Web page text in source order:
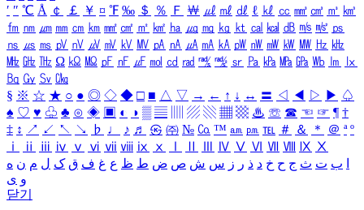
′ ″ ℃ Å ￠ ￡ ￥ ¤ ℉ ‰ ＄ ％ Ｆ ￦ ㎕ ㎖ ㎗ ℓ ㎘ ㏄ ㎣ ㎤ ㎥ ㎦
㎙ ㎚ ㎛ ㎜ ㎝ ㎞ ㎟ ㎠ ㎡ ㎢ ㏊ ㎍ ㎎ ㎏ ㏏ ㎈ ㎉ ㏈ ㎧ ㎨ ㎰
㎱ ㎲ ㎳ ㎴ ㎵ ㎶ ㎷ ㎸ ㎹ ㎀ ㎁ ㎂ ㎃ ㎄ ㎺ ㎻ ㎽ ㎾ ㎿ ㎐ ㎑
㎒ ㎓ ㎔ Ω ㏀ ㏁ ㎊ ㎋ ㎌ ㏖ ㏅ ㎭ ㎮ ㎯ ㏛ ㎩ ㎪ ㎫ ㎬ ㏝ ㏐
㏓
㏃ ㏉ ㏜ ㏆
§ ※ ☆ ★ ○ ● ◎ ◇ ◆ □ ■ △ ▽ → ← ↑ ↓ ↔ 〓 ◁ ◀ ▷ ▶ ♤
♠ ♡ ♥ ♧ ♣ ⊙ ◈ ▣ ◐ ◑ ▒ ▤ ▨ ▧ ▦ ▩ ♨ ☏ ☎ ☜ ☞ ¶ †
‡ ↕ ↗ ↙ ↖ ↘ ♭ ♩ ♪ ♬ ㉿ ㈜ № ㏇ ™ ㏂ ㏘ ℡ ＃ ＆ ＊ ＠ ª º
ⅰ
ⅱ ⅲ ⅳ ⅴ ⅵ ⅶ ⅷ ⅸ ⅹ Ⅳ Ⅴ Ⅵ Ⅶ Ⅷ Ⅸ Ⅹ
ب ت ث ج ح خ د ذ ر ز س ش ص ض ط ظ ع غ ف ق ک ل م ن ه
و ی
닫기